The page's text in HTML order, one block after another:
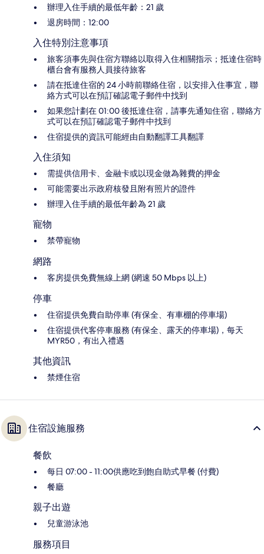
辦理入住手續的最低年齡：21 歲
退房時間：12:00
入住特別注意事項
旅客須事先與住宿方聯絡以取得入住相關指示；抵達住宿時
櫃台會有服務人員接待旅客
請在抵達住宿的 24 小時前聯絡住宿，以安排入住事宜，聯
絡方式可以在預訂確認電子郵件中找到
如果您計劃在 01:00 後抵達住宿，請事先通知住宿，聯絡方
式可以在預訂確認電子郵件中找到
住宿提供的資訊可能經由自動翻譯工具翻譯
入住須知
需提供信用卡、金融卡或以現金做為雜費的押金
可能需要出示政府核發且附有照片的證件
辦理入住手續的最低年齡為 21 歲
寵物
禁帶寵物
網路
客房提供免費無線上網 (網速 50 Mbps 以上)
停車
住宿提供免費自助停車 (有保全、有車棚的停車場)
住宿提供代客停車服務 (有保全、露天的停車場)，每天
MYR50，有出入禮遇
其他資訊
禁煙住宿
住宿設施服務
餐飲
每日 07:00 - 11:00供應吃到飽自助式早餐 (付費)
餐廳
親子出遊
兒童游泳池
服務項目